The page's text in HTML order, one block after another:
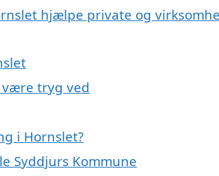
hjælpe private og
være tryg ved
i Hornslet?
Syddjurs Kommune